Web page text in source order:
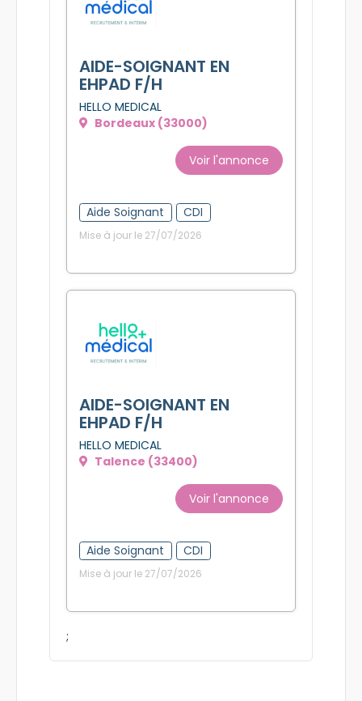
AIDE-SOIGNANT EN
EHPAD F/H
HELLO MEDICAL
Bordeaux (33000)
Voir l'annonce
Aide Soignant CDI
Mise à jour le 27/07/2026
AIDE-SOIGNANT EN
EHPAD F/H
HELLO MEDICAL
Talence (33400)
Voir l'annonce
Aide Soignant CDI
Mise à jour le 27/07/2026
;